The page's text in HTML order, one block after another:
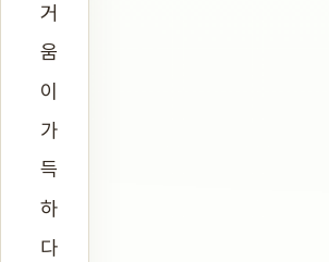
거
움
이
가
득
하
다